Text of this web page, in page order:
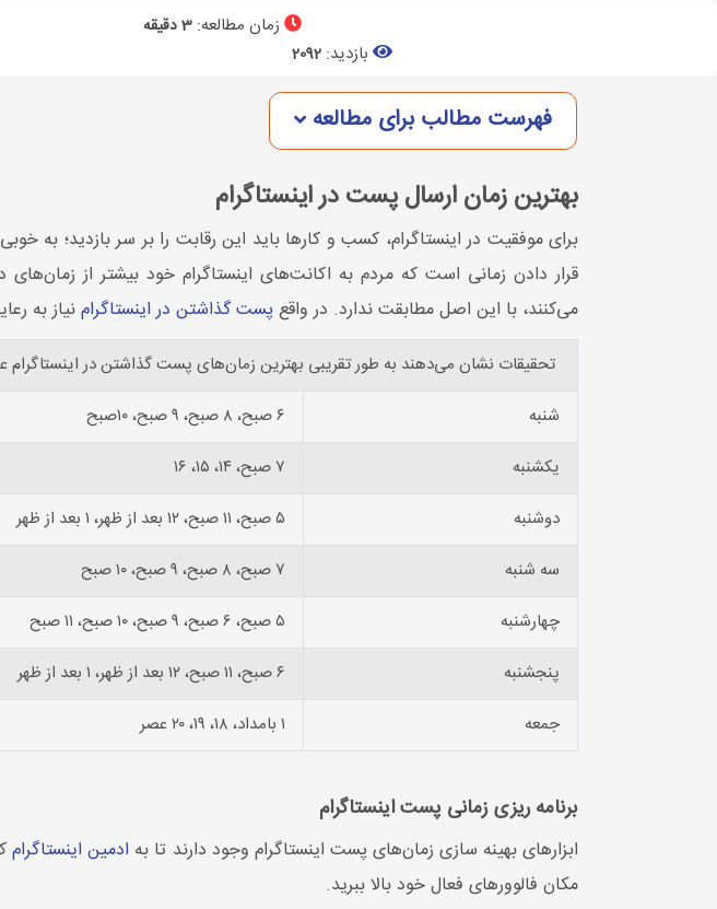
زمان مطالعه:3 دقیقه
بازدید:2092
فهرست مطالب برای مطالعه
بهترین زمان ارسال پست در اینستاگرام
برای موفقیت در اینستاگرام، کسب و کارها باید این رقابت را بر سر بازدید؛ به
قرار دادن زمانی است که مردم به اکانت‌های اینستاگرام خود بیشتر از زمان‌های
می‌کنند، با این اصل مطابقت ندارد. در واقع پست گذاشتن در اینستاگرامنیاز به
تحقیقات نشان می‌دهند به طور تقریبی بهترین زمان‌های پست گذاشتن در اینستاگرام
شنبه
یکشنبه
دوشنبه
سه شنبه
چهارشنبه
پنجشنبه
جمعه
برنامه ریزی زمانی پست اینستاگرام
ابزارهای بهینه‌ سازی زمان‌های پست اینستاگرام وجود دارند تا به ادمین اینستاگرام
مکان فالوورهای فعال خود بالا ببرید.